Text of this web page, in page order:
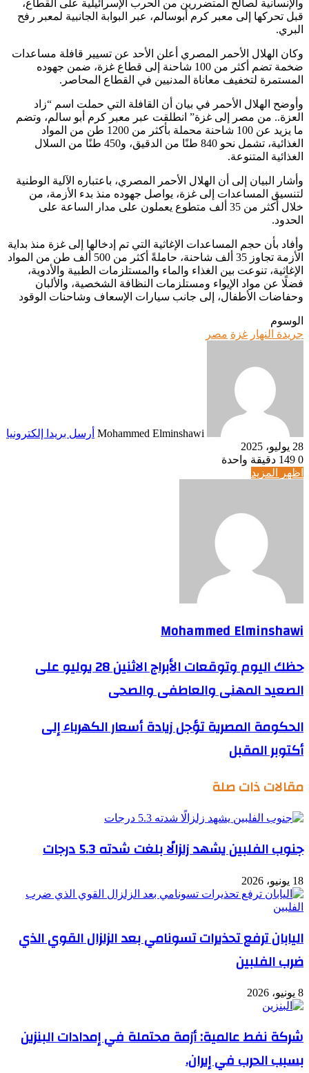
والإنسانية لصالح المتضررين من الحرب الإسرائيلية على القطاع،
قبل تحركها إلى معبر كرم أبوسالم، عبر البوابة الجانبية لمعبر رفح
البري.
وكان الهلال الأحمر المصري أعلن الأحد عن تسيير قافلة مساعدات
ضخمة تضم أكثر من 100 شاحنة إلى قطاع غزة، ضمن جهوده
المستمرة لتخفيف معاناة المدنيين في القطاع المحاصر.
وأوضح الهلال الأحمر في بيان أن القافلة التي حملت اسم “زاد
العزة.. من مصر إلى غزة” انطلقت عبر معبر كرم أبو سالم، وتضم
ما يزيد عن 100 شاحنة محملة بأكثر من 1200 طن من المواد
الغذائية، تشمل نحو 840 طنًا من الدقيق، و450 طنًا من السلال
الغذائية المتنوعة.
وأشار البيان إلى أن الهلال الأحمر المصري، باعتباره الآلية الوطنية
لتنسيق المساعدات إلى غزة، يواصل جهوده منذ بدء الأزمة، من
خلال أكثر من 35 ألف متطوع يعملون على مدار الساعة على
الحدود.
وأفاد بأن حجم المساعدات الإغاثية التي تم إدخالها إلى غزة منذ بداية
الأزمة تجاوز 35 ألف شاحنة، حاملةً أكثر من 500 ألف طن من المواد
الإغاثية، تنوعت بين الغذاء والماء والمستلزمات الطبية والأدوية،
فضلًا عن مواد الإيواء ومستلزمات النظافة الشخصية، والألبان
وحفاضات الأطفال، إلى جانب سيارات الإسعاف وشاحنات الوقود
الوسوم
جريدة النهار غزة مصر
Mohammed Elminshawi أرسل بريدا إلكترونيا
28 يوليو، 2025
0
دقيقة واحدة
اظهر المزيد
Mohammed Elminshawi
حظك اليوم وتوقعات الأبراج الاثنين 28 يوليو على
الصعيد المهنى والعاطفى والصحى
الحكومة المصرية تؤجل زيادة أسعار الكهرباء إلى
أكتوبر المقبل
مقالات ذات صلة
جنوب الفلبين يشهد زلزالًا بلغت شدته 5.3 درجات
18 يونيو، 2026
اليابان ترفع تحذيرات تسونامي بعد الزلزال القوي الذي
ضرب الفلبين
8 يونيو، 2026
شركة نفط عالمية: أزمة محتملة في إمدادات البنزين
بسبب الحرب في إيران.